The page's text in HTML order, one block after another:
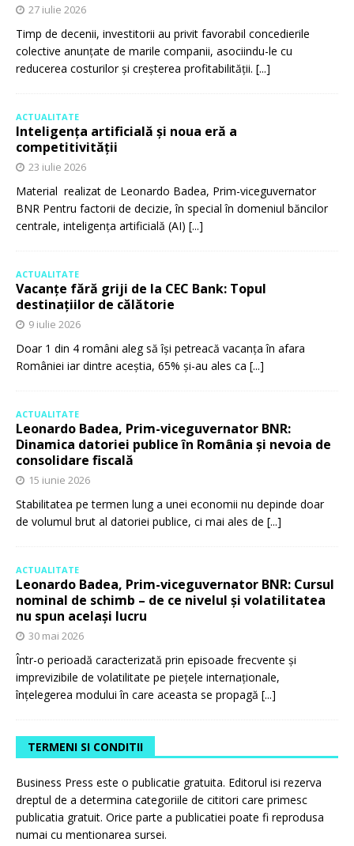
27 iulie 2026
Timp de decenii, investitorii au privit favorabil concedierile
colective anunțate de marile companii, asociindu-le cu
reducerea costurilor și creșterea profitabilității. [...]
ACTUALITATE
Inteligența artificială și noua eră a
competitivității
23 iulie 2026
Material realizat de Leonardo Badea, Prim-viceguvernator
BNR Pentru factorii de decizie, în special în domeniul băncilor
centrale, inteligența artificială (AI) [...]
ACTUALITATE
Vacanțe fără griji de la CEC Bank: Topul
destinațiilor de călătorie
9 iulie 2026
Doar 1 din 4 români aleg să își petreacă vacanța în afara
României iar dintre aceștia, 65% și-au ales ca [...]
ACTUALITATE
Leonardo Badea, Prim-viceguvernator BNR:
Dinamica datoriei publice în România și nevoia de
consolidare fiscală
15 iunie 2026
Stabilitatea pe termen lung a unei economii nu depinde doar
de volumul brut al datoriei publice, ci mai ales de [...]
ACTUALITATE
Leonardo Badea, Prim-viceguvernator BNR: Cursul
nominal de schimb – de ce nivelul și volatilitatea
nu spun același lucru
30 mai 2026
Într-o perioadă caracterizată prin episoade frecvente și
imprevizibile de volatilitate pe piețele internaționale,
înțelegerea modului în care aceasta se propagă [...]
TERMENI SI CONDITII
Business Press este o publicatie gratuita. Editorul isi rezerva
dreptul de a determina categoriile de cititori care primesc
publicatia gratuit. Orice parte a publicatiei poate fi reprodusa
numai cu mentionarea sursei.